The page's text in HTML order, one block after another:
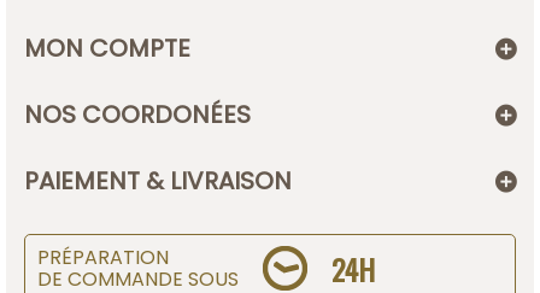
MON COMPTE
NOS COORDONÉES
PAIEMENT & LIVRAISON
PRÉPARATION
DE COMMANDE SOUS 24H